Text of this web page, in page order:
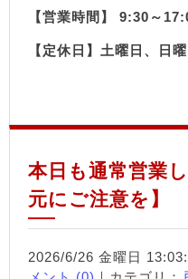
【営業時間】 9:30～
【定休日】土曜日、日
本日も通常営業
元にご注意を】
2026/6/26 金曜日